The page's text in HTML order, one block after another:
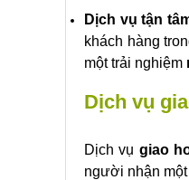
Dịch vụ tận
khách hàng
một trải nghiệm
Dịch vụ
Dịch vụ giao
người nhận